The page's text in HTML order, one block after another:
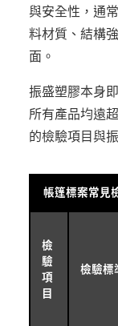
與安全性，通
料材質、結構
面。
振盛塑膠本身
所有產品均遠
的檢驗項目與
帳篷標案常見
檢
驗
項
目
檢驗標